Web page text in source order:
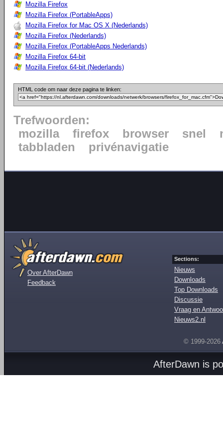
Mozilla Firefox
Mozilla Firefox (PortableApps)
Mozilla Firefox for Mac OS X (Nederlands)
Mozilla Firefox (Nederlands)
Mozilla Firefox (PortableApps Nederlands)
Mozilla Firefox 64-bit
Mozilla Firefox 64-bit (Nederlands)
HTML code om naar deze pagina te linken:
Trefwoorden:
mozilla
firefox browser snel
tabbladen
privénavigatie
Over AfterDawn
Feedback
Sections:
Nieuws
Downloads
Top Downloads
Discussie
Vraag en
Nieuws2.nl
© 1999-2026
AfterDawn is